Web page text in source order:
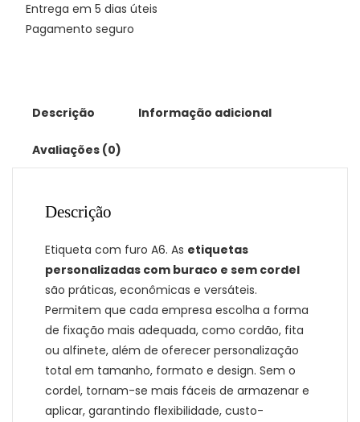
Entrega em 5 dias úteis
Pagamento seguro
Descrição Informação adicional
Avaliações (0)
Descrição
Etiqueta com furo A6. As etiquetas
personalizadas com buraco e sem cordel
são práticas, econômicas e versáteis.
Permitem que cada empresa escolha a forma
de fixação mais adequada, como cordão, fita
ou alfinete, além de oferecer personalização
total em tamanho, formato e design. Sem o
cordel, tornam-se mais fáceis de armazenar e
aplicar, garantindo flexibilidade, custo-